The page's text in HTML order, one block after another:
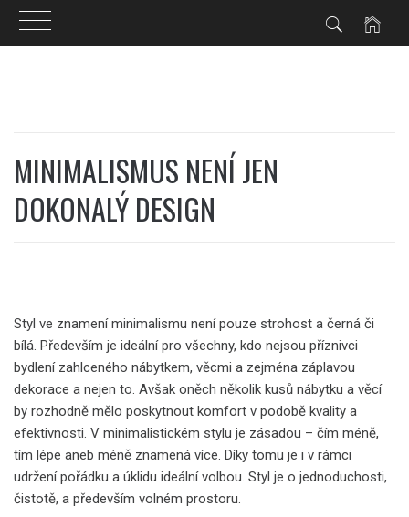
MINIMALISMUS NENÍ JEN
DOKONALÝ DESIGN
Styl ve znamení minimalismu není pouze strohost a černá či
bílá. Především je ideální pro všechny, kdo nejsou příznivci
bydlení zahlceného nábytkem, věcmi a zejména záplavou
dekorace a nejen to. Avšak oněch několik kusů nábytku a věcí
by rozhodně mělo poskytnout komfort v podobě kvality a
efektivnosti. V minimalistickém stylu je zásadou – čím méně,
tím lépe aneb méně znamená více. Díky tomu je i v rámci
udržení pořádku a úklidu ideální volbou. Styl je o jednoduchosti,
čistotě, a především volném prostoru.